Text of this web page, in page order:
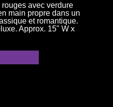
avec verdure
main propre dans un
et romantique.
Approx. 15" W x